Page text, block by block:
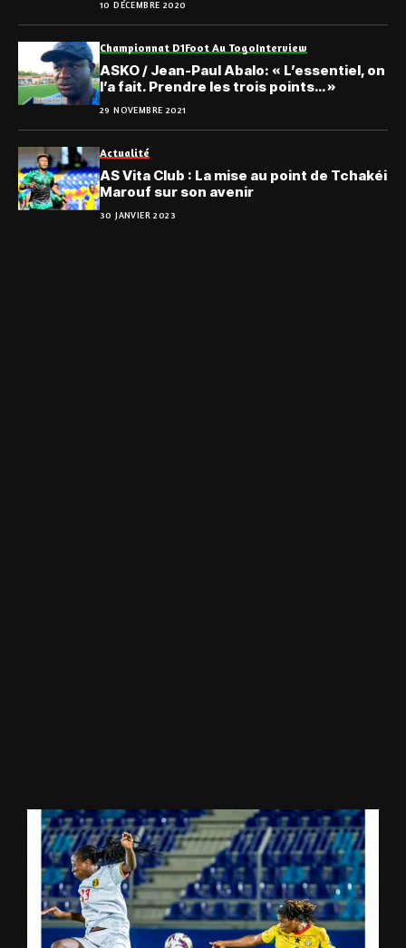
10 DÉCEMBRE 2020
Championnat D1Foot Au TogoInterview
ASKO / Jean-Paul Abalo: « L’essentiel, on
l’a fait. Prendre les trois points… »
29 NOVEMBRE 2021
Actualité
AS Vita Club : La mise au point de Tchakéi
Marouf sur son avenir
30 JANVIER 2023